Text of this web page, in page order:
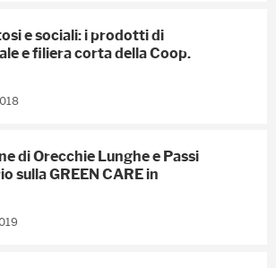
e sociali: i prodotti di
e filiera corta della Coop.
di Orecchie Lunghe e Passi
sulla GREEN CARE in